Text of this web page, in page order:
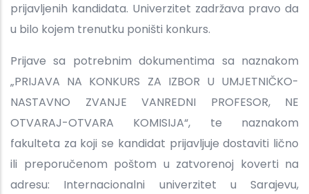
prijavljenih kandidata. Univerzitet zadržava pravo da
u bilo kojem trenutku poništi konkurs.
Prijave sa potrebnim dokumentima sa naznakom
„PRIJAVA NA KONKURS ZA IZBOR U UMJETNIČKO-
NASTAVNO ZVANJE VANREDNI PROFESOR, NE
OTVARAJ-OTVARA KOMISIJA“, te naznakom
fakulteta za koji se kandidat prijavljuje dostaviti lično
ili preporučenom poštom u zatvorenoj koverti na
adresu: Internacionalni univerzitet u Sarajevu,